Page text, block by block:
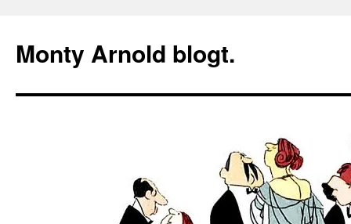
springen
Monty Arnold blogt.